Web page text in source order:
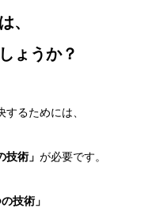
、
ょうか？
るためには、
技術」 が必要です。
技術」